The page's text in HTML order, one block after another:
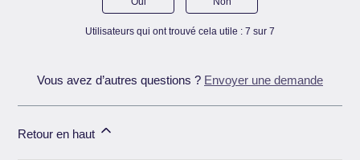
Utilisateurs qui ont trouvé cela utile : 7 sur 7
Vous avez d’autres questions ? Envoyer une demande
Retour en haut